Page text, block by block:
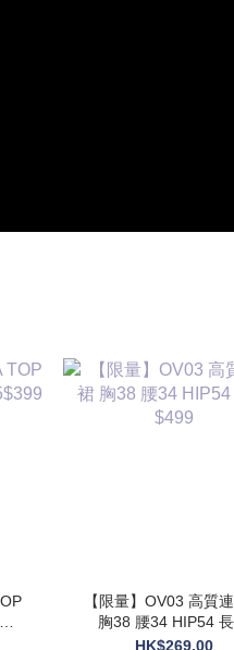
【限量】OV03 高質連身裙
胸38 腰34 HIP54 長48
$499
HK$269.00